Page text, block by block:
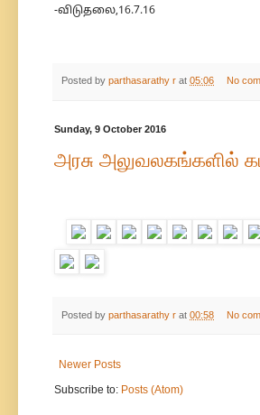
-விடுதலை,16.7.16
Posted by parthasarathy r at 05:06 No
Sunday, 9 October 2016
அரசு
Posted by parthasarathy r at 00:58 No
Newer Posts
Subscribe to: Posts (Atom)